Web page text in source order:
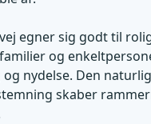
egner sig godt til
og
nydelse. Den
skaber